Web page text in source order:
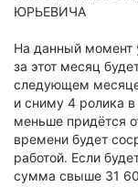
ЮРЬЕВИЧА
На данный момент
за этот месяц
следующем месяце
и сниму 4 ролика
меньше придётся
времени будет
работой. Если
сумма свыше 31